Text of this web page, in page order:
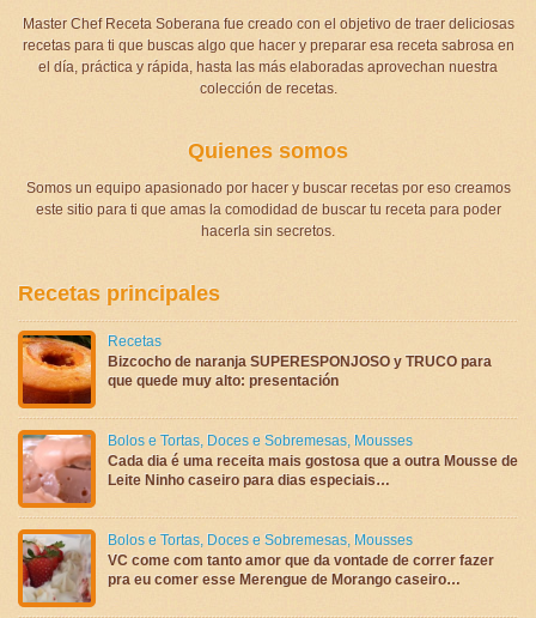
Master Chef Receta Soberana fue creado con el objetivo de traer deliciosas
recetas para ti que buscas algo que hacer y preparar esa receta sabrosa en
el día, práctica y rápida, hasta las más elaboradas aprovechan nuestra
colección de recetas.
Quienes somos
Somos un equipo apasionado por hacer y buscar recetas por eso creamos
este sitio para ti que amas la comodidad de buscar tu receta para poder
hacerla sin secretos.
Recetas principales
Recetas
Bizcocho de naranja SUPERESPONJOSO y TRUCO para
que quede muy alto: presentación
Bolos e Tortas, Doces e Sobremesas, Mousses
Cada dia é uma receita mais gostosa que a outra Mousse de
Leite Ninho caseiro para dias especiais…
Bolos e Tortas, Doces e Sobremesas, Mousses
VC come com tanto amor que da vontade de correr fazer
pra eu comer esse Merengue de Morango caseiro…